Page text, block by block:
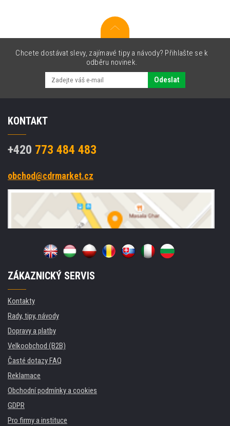
Chcete dostávat slevy, zajímavé tipy a návody? Přihlašte se k
odběru novinek.
Odeslat
KONTAKT
+420 773 484 483
obchod@cdrmarket.cz
ZÁKAZNICKÝ SERVIS
Kontakty
Rady, tipy, návody
Dopravy a platby
Velkoobchod (B2B)
Časté dotazy FAQ
Reklamace
Obchodní podmínky a cookies
GDPR
Pro firmy a instituce